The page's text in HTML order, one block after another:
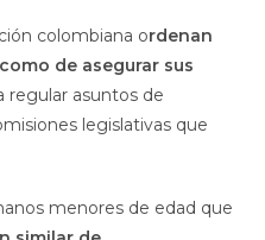
colombiana ordenan
de asegurar sus
regular asuntos de
legislativas que
menores de edad que